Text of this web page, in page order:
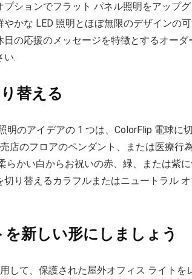
ションでフラット パネル照明をアップ
かな LED 照明とほぼ無限のデザインの
の応援のメッセージを特徴とするオー
い.
替える
明のアイデアの 1 つは、ColorFlip 電球に
店のフロアのペンダント、または医療行
らかい白からお祝いの赤、緑、または紫
り替えるカラフルまたはニュートラル
新しい形にしましょう
して、保護された屋外オフィス ライトを